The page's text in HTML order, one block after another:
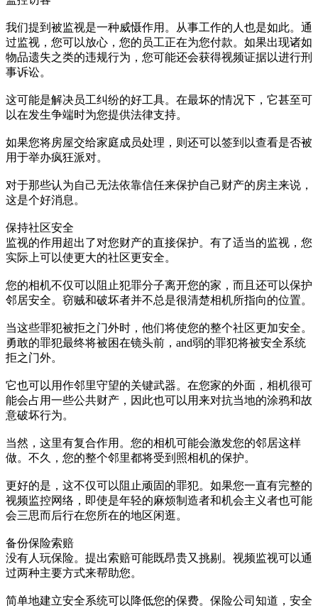
我们提到被监视是一种威慑作用。从事工作的人也是如此。通
过监视，您可以放心，您的员工正在为您付款。如果出现诸如
物品遗失之类的违规行为，您可能还会获得视频证据以进行刑
事诉讼。
这可能是解决员工纠纷的好工具。在最坏的情况下，它甚至可
以在发生争端时为您提供法律支持。
如果您将房屋交给家庭成员处理，则还可以签到以查看是否被
用于举办疯狂派对。
对于那些认为自己无法依靠信任来保护自己财产的房主来说，
这是个好消息。
保持社区安全
监视的作用超出了对您财产的直接保护。有了适当的监视，您
实际上可以使更大的社区更安全。
您的相机不仅可以阻止犯罪分子离开您的家，而且还可以保护
邻居安全。窃贼和破坏者并不总是很清楚相机所指向的位置。
当这些罪犯被拒之门外时，他们将使您的整个社区更加安全。
勇敢的罪犯最终将被困在镜头前，and弱的罪犯将被安全系统
拒之门外。
它也可以用作邻里守望的关键武器。在您家的外面，相机很可
能会占用一些公共财产，因此也可以用来对抗当地的涂鸦和故
意破坏行为。
当然，这里有复合作用。您的相机可能会激发您的邻居这样
做。不久，您的整个邻里都将受到照相机的保护。
更好的是，这不仅可以阻止顽固的罪犯。如果您一直有完整的
视频监控网络，即使是年轻的麻烦制造者和机会主义者也可能
会三思而后行在您所在的地区闲逛。
备份保险索赔
没有人玩保险。提出索赔可能既昂贵又挑剔。视频监视可以通
过两种主要方式来帮助您。
简单地建立安全系统可以降低您的保费。保险公司知道，安全